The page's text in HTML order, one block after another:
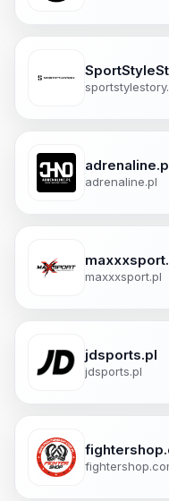
adrenaline.pl
maxxxsport.pl
jdsports.pl
jdsports.pl